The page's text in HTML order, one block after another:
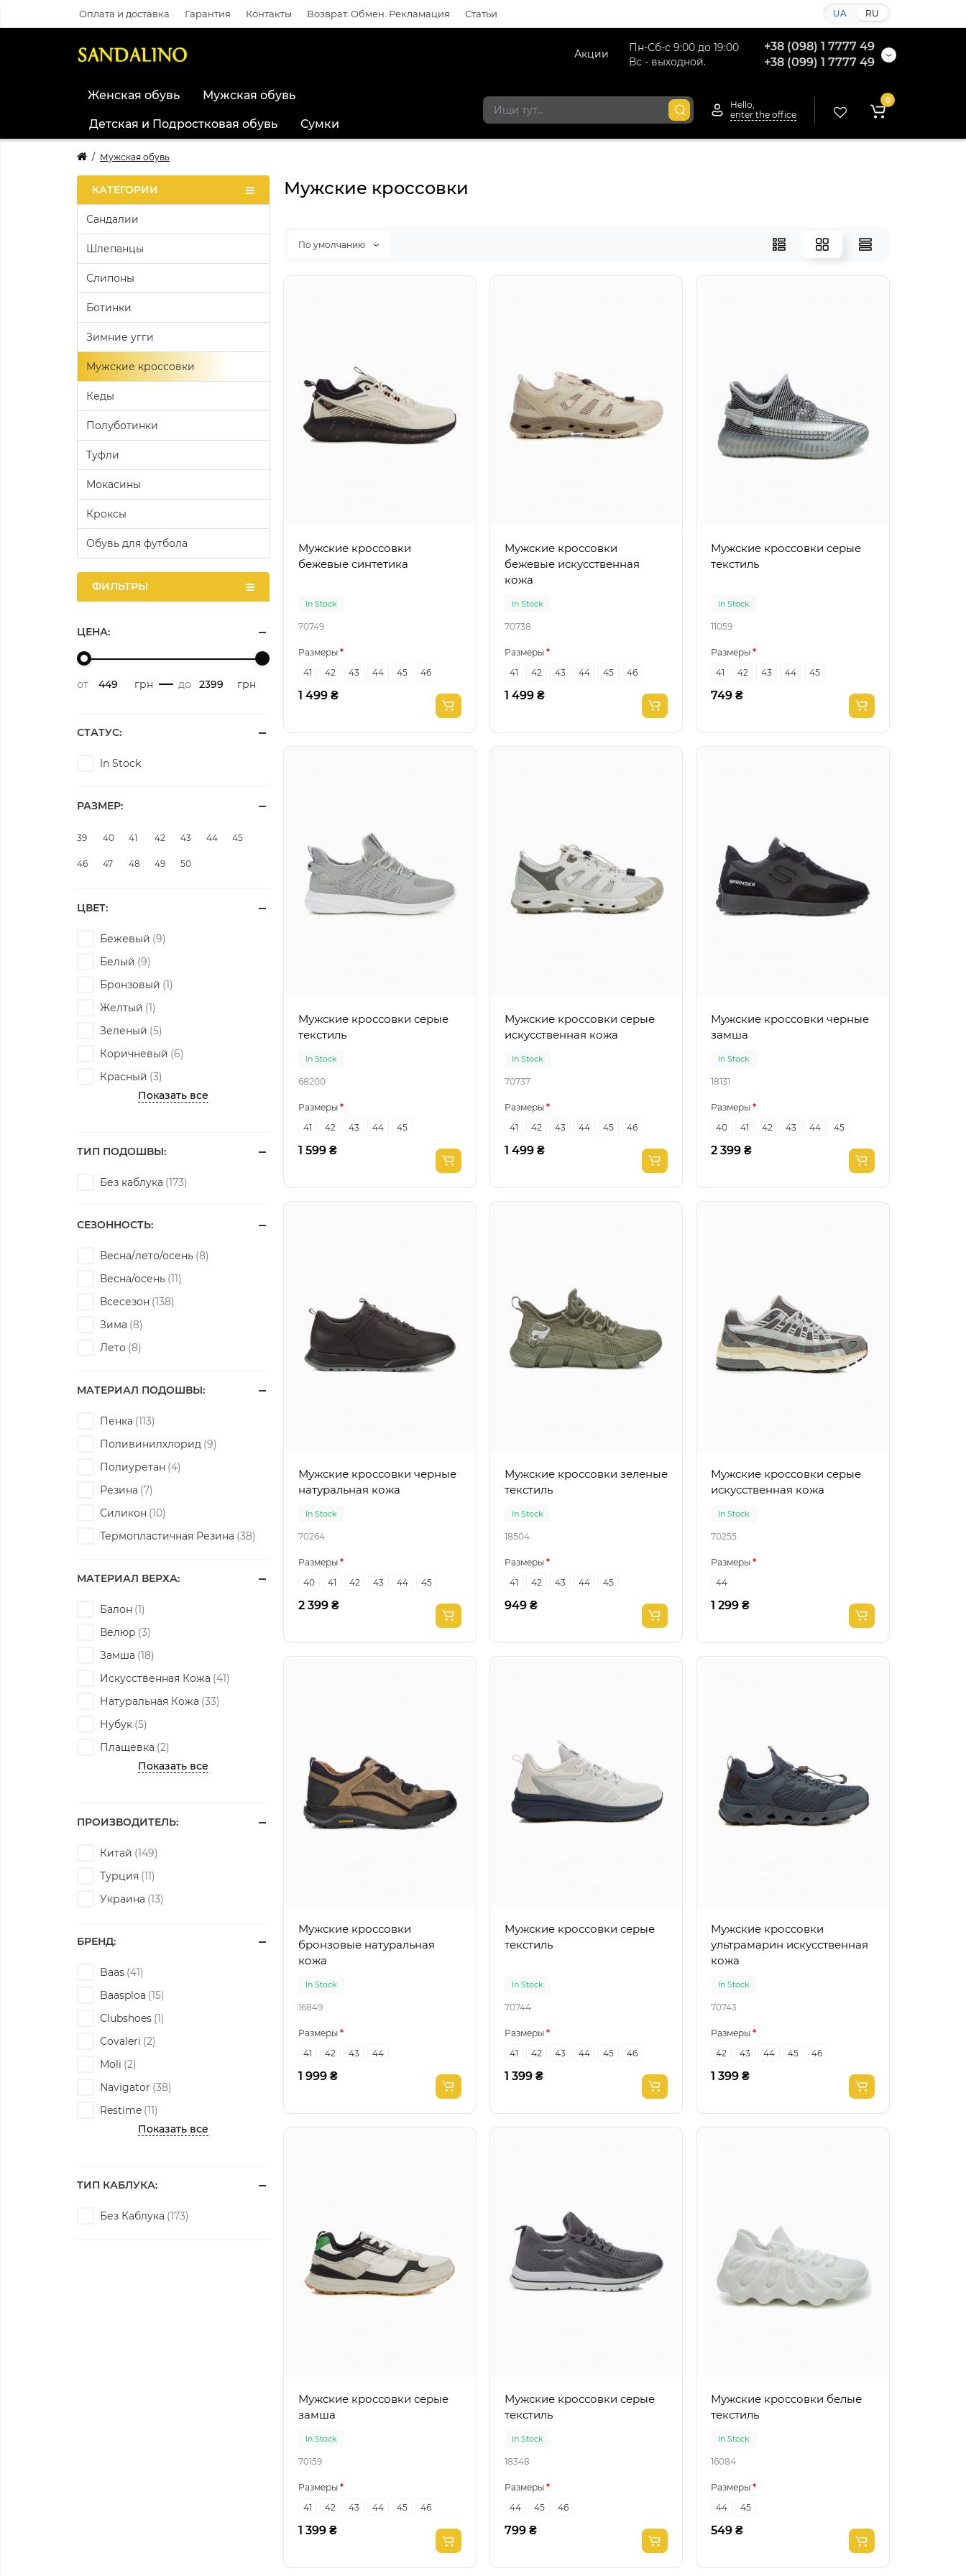
Оплата и доставка Гарантия Контакты Возврат. Обмен. Рекламация Статьи UA RU
Пн-Сб-с 9:00 до 19:00
Вс - выходной.
+38 (098) 1 7777 49
+38 (099) 1 7777 49
Акции
Женская обувь Мужская обувь
Детская и Подростковая обувь Сумки
Hello,
enter the office
0
Мужская обувь
КАТЕГОРИИ
Сандалии
Шлепанцы
Слипоны
Ботинки
Зимние угги
Мужские кроссовки
Кеды
Полуботинки
Туфли
Мокасины
Кроксы
Обувь для футбола
ФИЛЬТРЫ
ЦЕНА:
от грн - до грн
СТАТУС:
In Stock
РАЗМЕР:
39 40 41 42 43 44 45
46 47 48 49 50
ЦВЕТ:
Бежевый
Белый
Бронзовый
Желтый
Зеленый
Коричневый
Красный
Показать все
ТИП ПОДОШВЫ:
Без каблука
СЕЗОННОСТЬ:
Весна/лето/осень
Весна/осень
Всесезон
Зима
Лето
МАТЕРИАЛ ПОДОШВЫ:
Пенка
Поливинилхлорид
Полиуретан
Резина
Силикон
Термопластичная Резина
МАТЕРИАЛ ВЕРХА:
Балон
Велюр
Замша
Искусственная Кожа
Натуральная Кожа
Нубук
Плащевка
Показать все
ПРОИЗВОДИТЕЛЬ:
Китай
Турция
Украина
БРЕНД:
Baas
Baasploa
Clubshoes
Covaleri
Moli
Navigator
Restime
Показать все
ТИП КАБЛУКА:
Без Каблука
Мужские кроссовки
По умолчанию
Мужские кроссовки
бежевые синтетика
In Stock
70749
Размеры
41
42 43 44 45 46
1 499 ₴
Мужские кроссовки
бежевые искусственная
кожа
In Stock
70738
Размеры
41
42 43 44 45 46
1 499 ₴
Мужские кроссовки серые
текстиль
In Stock
11059
Размеры
41
42 43 44 45
749 ₴
Мужские кроссовки серые
текстиль
In Stock
68200
Размеры
41
42 43 44 45
1 599 ₴
Мужские кроссовки серые
искусственная кожа
In Stock
70737
Размеры
41
42 43 44 45 46
1 499 ₴
Мужские кроссовки черные
замша
In Stock
18131
Размеры
40
41 42 43 44 45
2 399 ₴
Мужские кроссовки черные
натуральная кожа
In Stock
70264
Размеры
40
41 42 43 44 45
2 399 ₴
Мужские кроссовки зеленые
текстиль
In Stock
18504
Размеры
41
42 43 44 45
949 ₴
Мужские кроссовки серые
искусственная кожа
In Stock
70255
Размеры
44
1 299 ₴
Мужские кроссовки
бронзовые натуральная
кожа
In Stock
16849
Размеры
41
42 43 44
1 999 ₴
Мужские кроссовки серые
текстиль
In Stock
70744
Размеры
41
42 43 44 45 46
1 399 ₴
Мужские кроссовки
ультрамарин искусственная
кожа
In Stock
70743
Размеры
42
43 44 45 46
1 399 ₴
Мужские кроссовки серые
замша
In Stock
70159
Размеры
41
42 43 44 45 46
1 399 ₴
Мужские кроссовки серые
текстиль
In Stock
18348
Размеры
44
45 46
799 ₴
Мужские кроссовки белые
текстиль
In Stock
16084
Размеры
44
45
549 ₴